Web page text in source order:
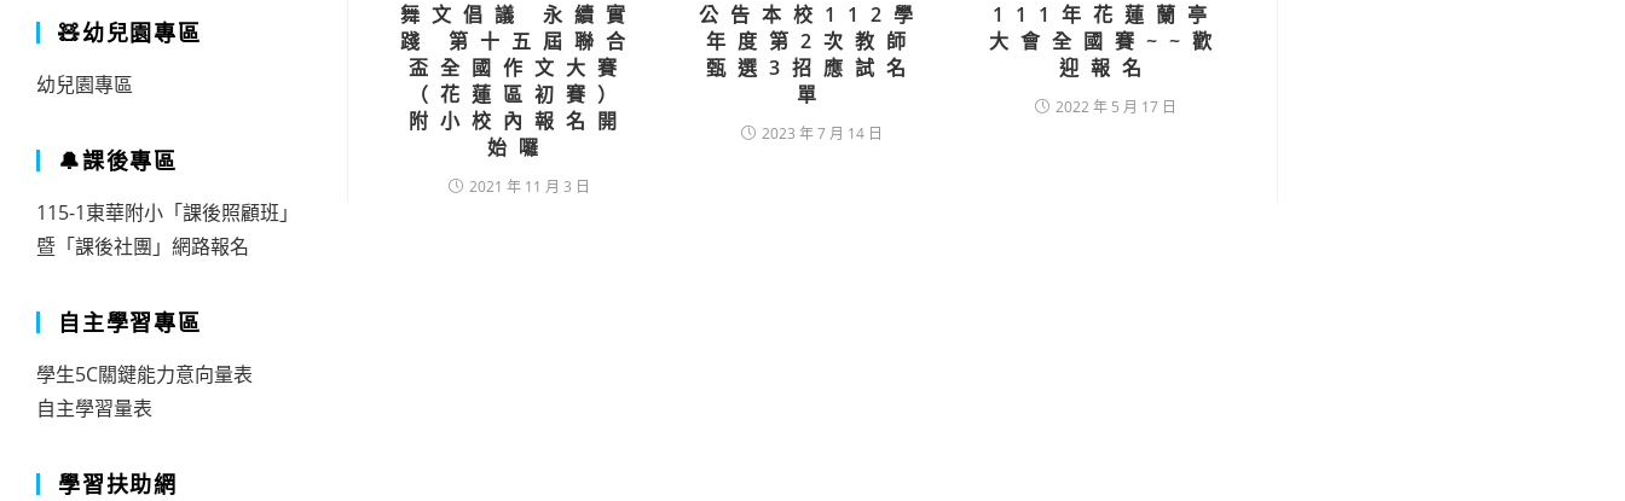
舞文倡議 永續實
踐 第十五屆聯合
盃全國作文大賽
（花蓮區初賽）
附小校內報名開
始囉
2021 年 11 月 3 日
公告本校112學
年度第2次教師
甄選3招應試名
單
2023 年 7 月 14 日
111年花蓮蘭亭
大會全國賽~~歡
迎報名
2022 年 5 月 17 日
🧸幼兒園專區
幼兒園專區
🔔課後專區
115-1東華附小「課後照顧班」
暨「課後社團」網路報名
自主學習專區
學生5C關鍵能力意向量表
自主學習量表
學習扶助網